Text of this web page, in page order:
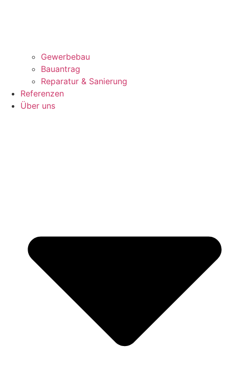
Gewerbebau
Bauantrag
Reparatur & Sanierung
Referenzen
Über uns